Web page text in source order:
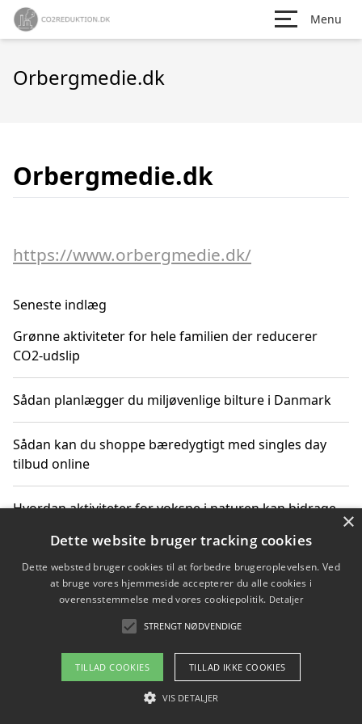
Menu
Orbergmedie.dk
Orbergmedie.dk
https://www.orbergmedie.dk/
Seneste indlæg
Grønne aktiviteter for hele familien der reducerer
CO2-udslip
Sådan planlægger du miljøvenlige bilture i Danmark
Sådan kan du shoppe bæredygtigt med singles day
tilbud online
Hvordan aktiviteter for voksne i naturen kan bidrage
Sådan planlægger du dine vigtige datoer for CO2-
reduktion
Copyright 2026 - Pilanto Aps
Om / kontakt
×
Dette website bruger tracking cookies
Dette websted bruger cookies til at forbedre brugeroplevelsen. Ved
at bruge vores hjemmeside accepterer du alle cookies i
overensstemmelse med vores cookiepolitik. Detaljer
STRENGT NØDVENDIGE
TILLAD COOKIES TILLAD IKKE COOKIES
VIS DETALJER